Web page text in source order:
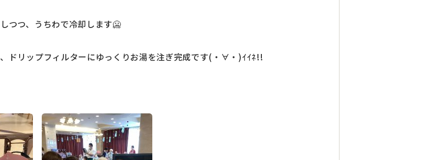
つつ、うちわで冷却します🥶
ドリップフィルターにゆっくりお湯を注ぎ完成です(・∀・)ｲｲﾈ!!